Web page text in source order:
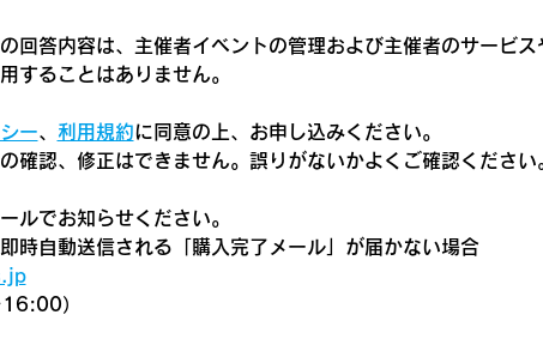
回答内容は、主催者イベントの管理および主催者のサービ
することはありません。
ー、 利用規約に同意の上、お申し込みください。
確認、修正はできません。誤りがないかよくご確認ください
ルでお知らせください。
時自動送信される「購入完了メール」が届かない場合
）